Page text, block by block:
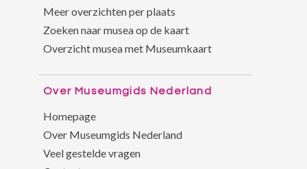
Meer overzichten per plaats
Zoeken naar musea op de kaart
Overzicht musea met Museumkaart
Over Museumgids Nederland
Homepage
Over Museumgids Nederland
Veel gestelde vragen